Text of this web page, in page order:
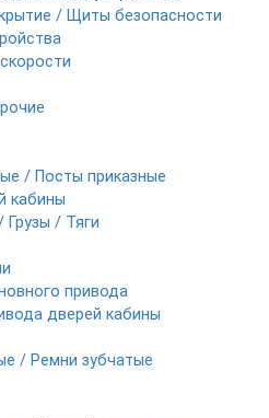
/ Щиты безопасности
/ Посты приказные
кабины
/ Тяги
привода
дверей кабины
/ Ремни зубчатые